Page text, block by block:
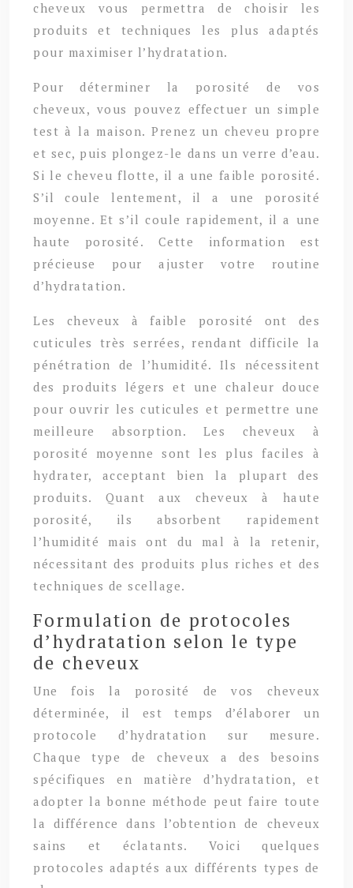
cheveux vous permettra de choisir les
produits et techniques les plus adaptés
pour maximiser l’hydratation.
Pour déterminer la porosité de vos
cheveux, vous pouvez effectuer un simple
test à la maison. Prenez un cheveu propre
et sec, puis plongez-le dans un verre d’eau.
Si le cheveu flotte, il a une faible porosité.
S’il coule lentement, il a une porosité
moyenne. Et s’il coule rapidement, il a une
haute porosité. Cette information est
précieuse pour ajuster votre routine
d’hydratation.
Les cheveux à faible porosité ont des
cuticules très serrées, rendant difficile la
pénétration de l’humidité. Ils nécessitent
des produits légers et une chaleur douce
pour ouvrir les cuticules et permettre une
meilleure absorption. Les cheveux à
porosité moyenne sont les plus faciles à
hydrater, acceptant bien la plupart des
produits. Quant aux cheveux à haute
porosité, ils absorbent rapidement
l’humidité mais ont du mal à la retenir,
nécessitant des produits plus riches et des
techniques de scellage.
Formulation de protocoles
d’hydratation selon le type
de cheveux
Une fois la porosité de vos cheveux
déterminée, il est temps d’élaborer un
protocole d’hydratation sur mesure.
Chaque type de cheveux a des besoins
spécifiques en matière d’hydratation, et
adopter la bonne méthode peut faire toute
la différence dans l’obtention de cheveux
sains et éclatants. Voici quelques
protocoles adaptés aux différents types de